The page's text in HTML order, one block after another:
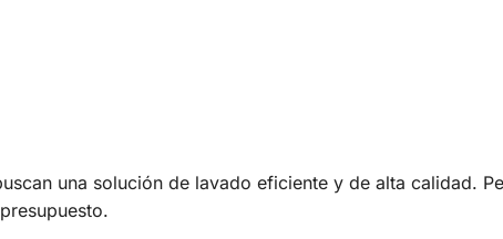
una solución de lavado eficiente y de alta calidad.